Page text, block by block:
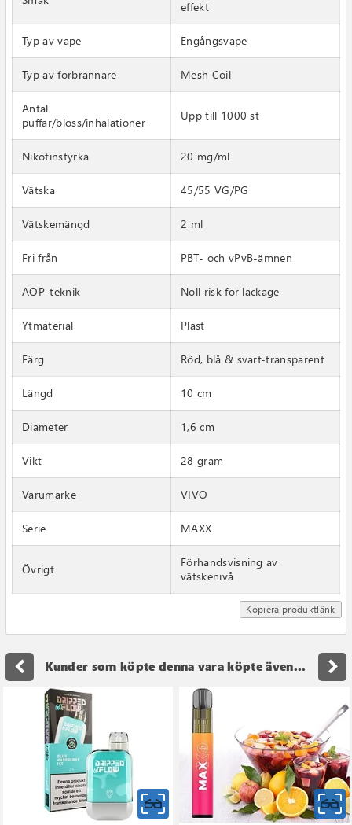
Kopiera produktlänk
effekt
Typ av vape Engångsvape
Typ av förbrännare Mesh Coil
Antal
puffar/bloss/inhalationer
Upp till 1000 st
Nikotinstyrka 20 mg/ml
Vätska 45/55 VG/PG
Vätskemängd 2 ml
Fri från PBT- och vPvB-ämnen
AOP-teknik Noll risk för läckage
Ytmaterial Plast
Färg Röd, blå & svart-transparent
Längd 10 cm
Diameter 1,6 cm
Vikt 28 gram
Varumärke VIVO
Serie MAXX
Övrigt
Förhandsvisning av
vätskenivå
Kunder som köpte denna vara köpte även...
navigate_before navigate_next